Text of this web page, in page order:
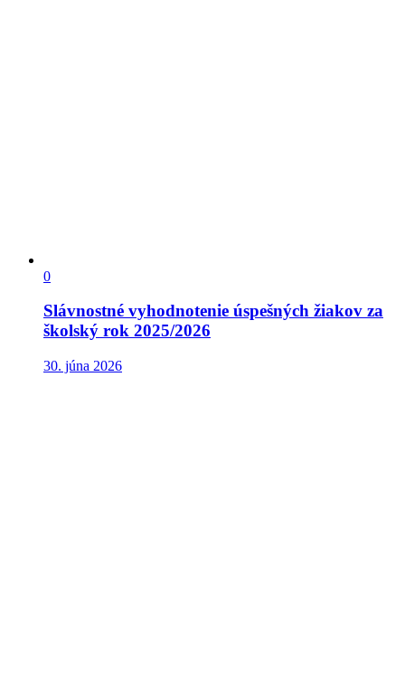
0
Slávnostné vyhodnotenie úspešných žiakov za
školský rok 2025/2026
30. júna 2026